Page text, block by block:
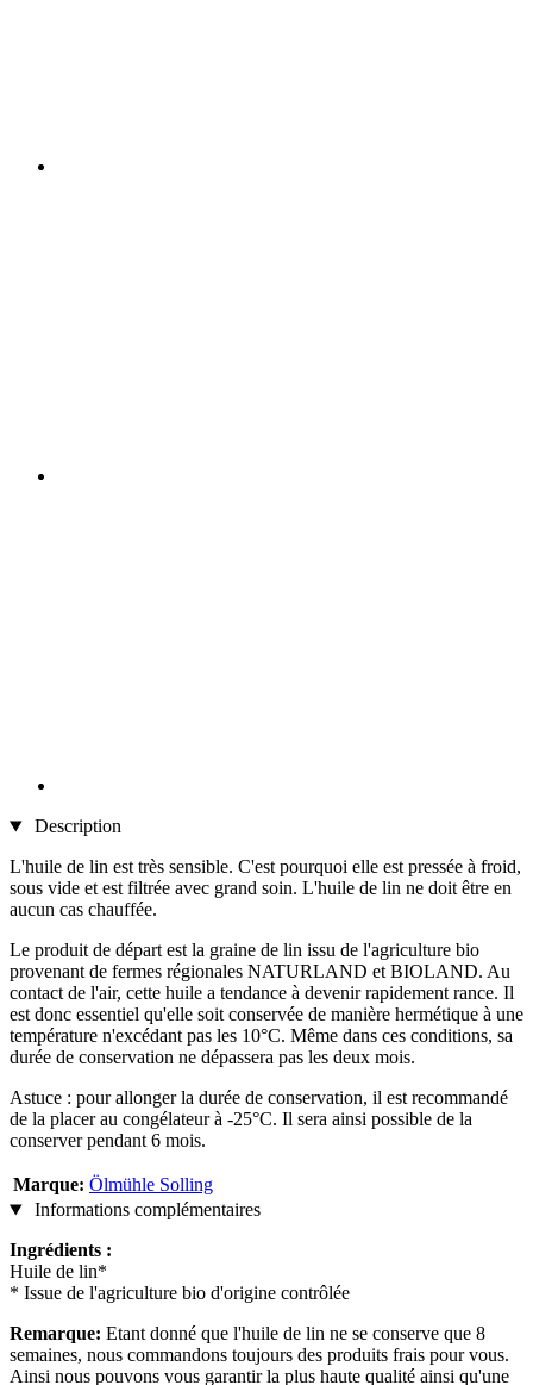
Description
L'huile de lin est très sensible. C'est pourquoi elle est pressée à froid,
sous vide et est filtrée avec grand soin. L'huile de lin ne doit être en
aucun cas chauffée.
Le produit de départ est la graine de lin issu de l'agriculture bio
provenant de fermes régionales NATURLAND et BIOLAND. Au
contact de l'air, cette huile a tendance à devenir rapidement rance. Il
est donc essentiel qu'elle soit conservée de manière hermétique à une
température n'excédant pas les 10°C. Même dans ces conditions, sa
durée de conservation ne dépassera pas les deux mois.
Astuce : pour allonger la durée de conservation, il est recommandé
de la placer au congélateur à -25°C. Il sera ainsi possible de la
conserver pendant 6 mois.
Marque: Ölmühle Solling
Informations complémentaires
Ingrédients :
Huile de lin*
* Issue de l'agriculture bio d'origine contrôlée
Remarque: Etant donné que l'huile de lin ne se conserve que 8
semaines, nous commandons toujours des produits frais pour vous.
Ainsi nous pouvons vous garantir la plus haute qualité ainsi qu'une